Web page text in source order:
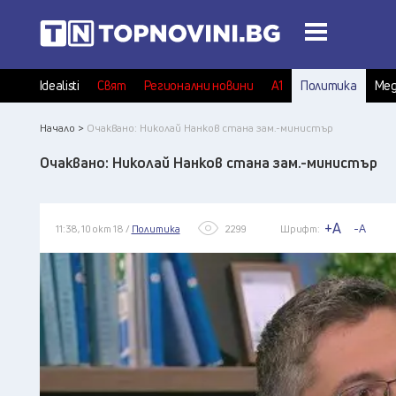
Idealisti Свят Регионални новини А1 Политика
Начало > Очаквано: Николай Нанков стана зам.-министър
Очаквано: Николай Нанков стана зам.-министър
11:38, 10 окт 18 / Политика 2299 Шрифт: +A -A